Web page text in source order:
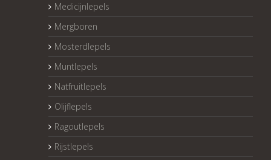
Medicijnlepels
Mergboren
Mosterdlepels
Muntlepels
Natfruitlepels
Olijflepels
Ragoutlepels
Rijstlepels